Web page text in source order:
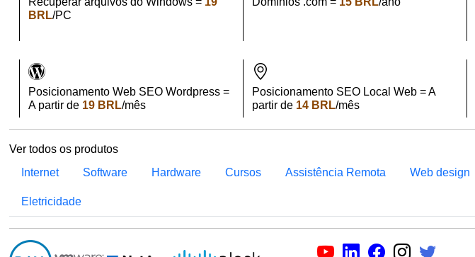
BRL/PC
Posicionamento Web SEO Wordpress =
A partir de 19 BRL/mês
Posicionamento SEO Local Web = A
partir de 14 BRL/mês
Ver todos os produtos
Internet
Software Hardware Cursos Assistência Remota Web design
Eletricidade